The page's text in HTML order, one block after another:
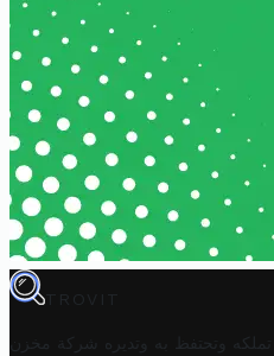
TROVIT
وتحتفظ به وتديره
شركة مخزن